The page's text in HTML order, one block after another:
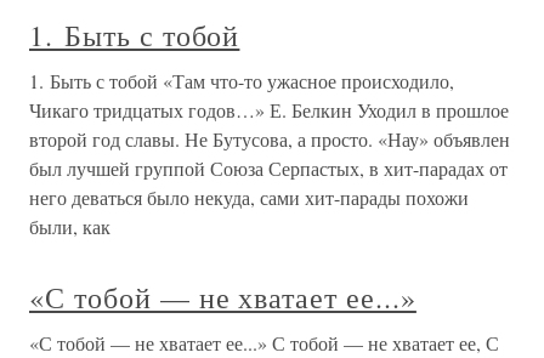
1. Быть с тобой
1. Быть с тобой «Там что-то ужасное происходило,
Чикаго тридцатых годов…» Е. Белкин Уходил в прошлое
второй год славы. Не Бутусова, а просто. «Нау» объявлен
был лучшей группой Союза Серпастых, в хит-парадах от
него деваться было некуда, сами хит-парады похожи
были, как
«С тобой — не хватает ее...»
«С тобой — не хватает ее...» С тобой — не хватает ее, С